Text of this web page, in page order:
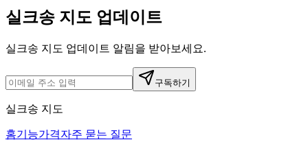
실크송 지도 업데이트
실크송 지도 업데이트 알림을 받아보세요.
구독하기
실크송 지도
홈기능가격자주 묻는 질문